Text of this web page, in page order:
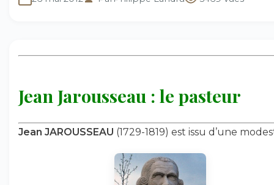
Jean Jarousseau : le pasteur
Jean JAROUSSEAU (1729-1819) est issu d’une